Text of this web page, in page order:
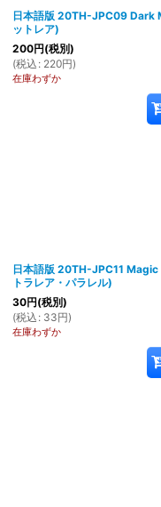
日本語版 20TH-JPC09 Dark
ットレア)
200円(税別)
(税込 : 220円)
在庫わずか
日本語版 20TH-JPC11
トラレア・パラレル)
30円(税別)
(税込 : 33円)
在庫わずか